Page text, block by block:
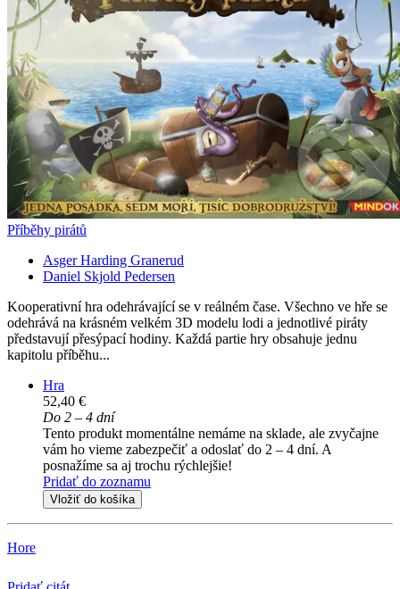
Příběhy pirátů
Asger Harding Granerud
Daniel Skjold Pedersen
Kooperativní hra odehrávající se v reálném čase. Všechno ve hře se
odehrává na krásném velkém 3D modelu lodi a jednotlivé piráty
představují přesýpací hodiny. Každá partie hry obsahuje jednu
kapitolu příběhu...
Hra
52,40 €
Do 2 – 4 dní
Tento produkt momentálne nemáme na sklade, ale zvyčajne
vám ho vieme zabezpečiť a odoslať do 2 – 4 dní. A
posnažíme sa aj trochu rýchlejšie!
Pridať do zoznamu
Vložiť do košíka
Hore